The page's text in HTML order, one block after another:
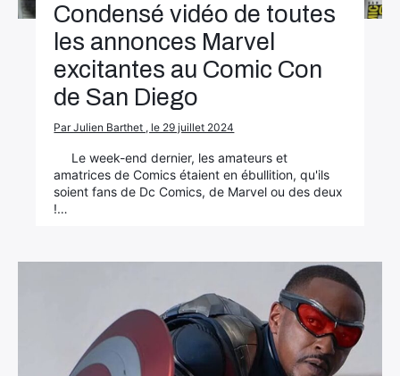
Condensé vidéo de toutes
les annonces Marvel
excitantes au Comic Con
de San Diego
Par Julien Barthet , le 29 juillet 2024
Le week-end dernier, les amateurs et
amatrices de Comics étaient en ébullition, qu'ils
soient fans de Dc Comics, de Marvel ou des deux
!…